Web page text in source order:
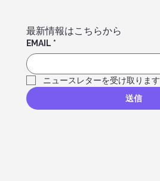
最新情報はこちらから
EMAIL *
ニュースレターを受け取ります
送信